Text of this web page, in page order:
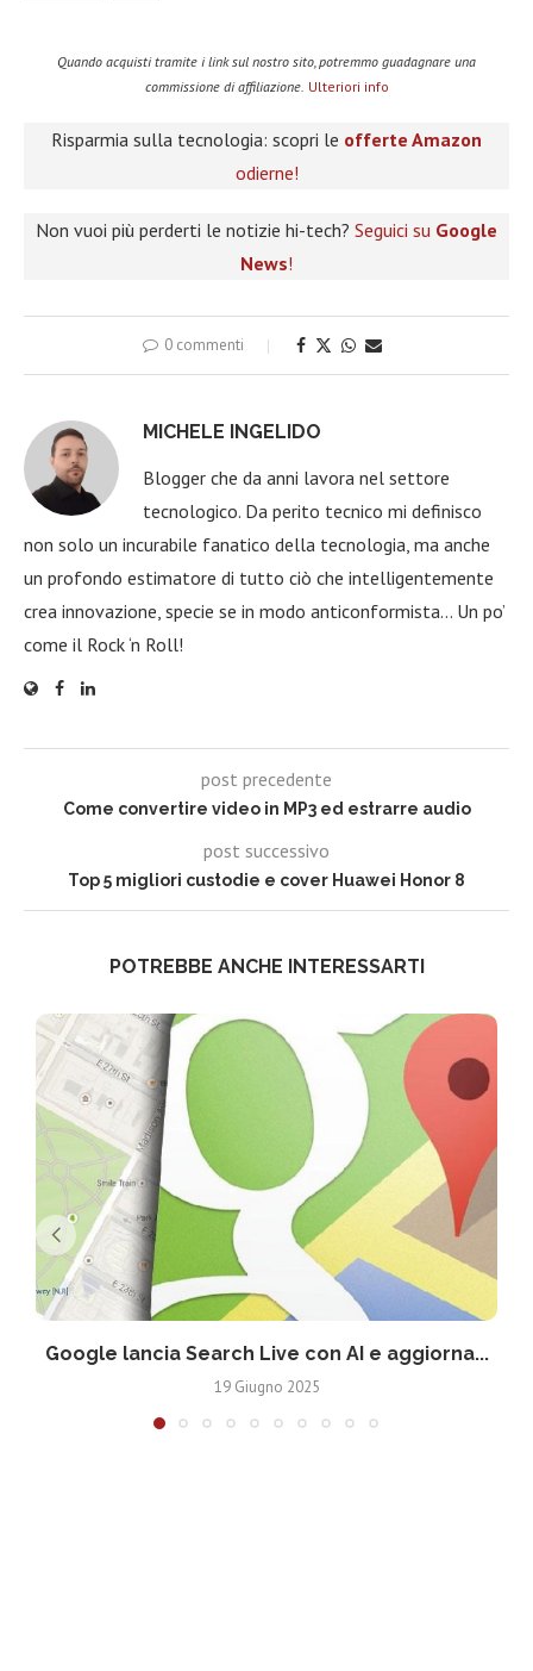
Quando acquisti tramite i link sul nostro sito, potremmo guadagnare una
commissione di affiliazione. Ulteriori info
Risparmia sulla tecnologia: scopri le offerte Amazon
odierne!
Non vuoi più perderti le notizie hi-tech? Seguici su Google
News!
0 commenti
MICHELE INGELIDO
Blogger che da anni lavora nel settore
tecnologico. Da perito tecnico mi definisco
non solo un incurabile fanatico della tecnologia, ma anche
un profondo estimatore di tutto ciò che intelligentemente
crea innovazione, specie se in modo anticonformista… Un po’
come il Rock ‘n Roll!
post precedente
Come convertire video in MP3 ed estrarre audio
post successivo
Top 5 migliori custodie e cover Huawei Honor 8
POTREBBE ANCHE INTERESSARTI
Google lancia Search Live con AI e aggiorna...
19 Giugno 2025